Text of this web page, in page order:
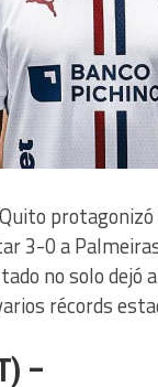
3-0 a
no solo dejó
récords
–